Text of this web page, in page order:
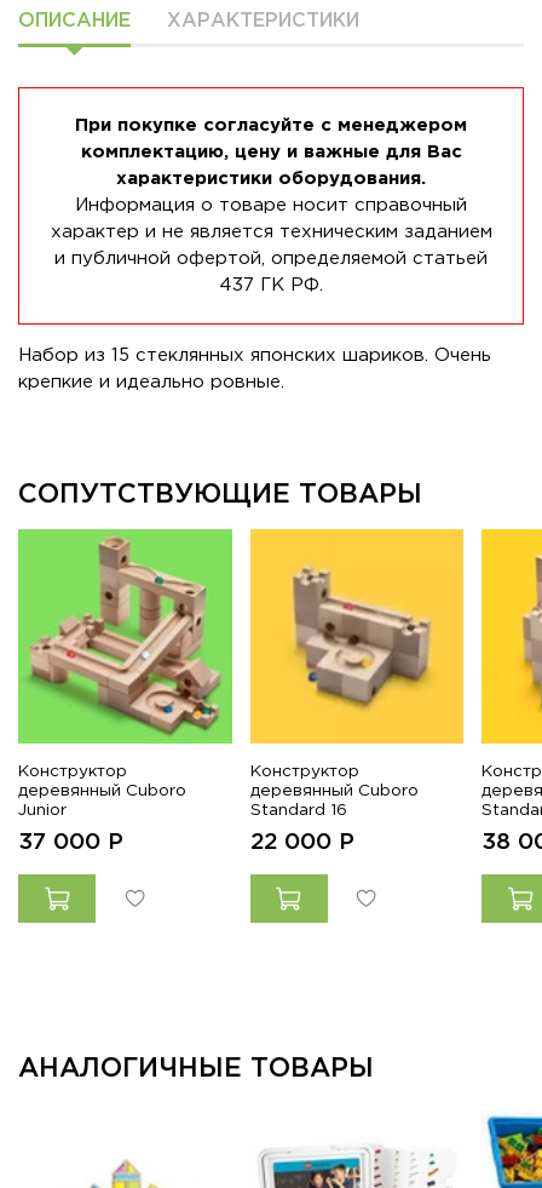
ОПИСАНИЕ ХАРАКТЕРИСТИКИ
При покупке согласуйте с менеджером
комплектацию, цену и важные для Вас
характеристики оборудования.
Информация о товаре носит справочный
характер и не является техническим заданием
и публичной офертой, определяемой статьей
437 ГК РФ.
Набор из 15 стеклянных японских шариков. Очень
крепкие и идеально ровные.
СОПУТСТВУЮЩИЕ ТОВАРЫ
Конструктор
деревянный Cuboro
Junior
37 000 Р
Конструктор
деревянный Cuboro
Standard 16
22 000 Р 38
АНАЛОГИЧНЫЕ ТОВАРЫ